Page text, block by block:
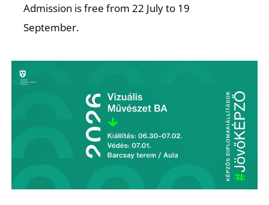
Admission is free from 22 July to 19
September.